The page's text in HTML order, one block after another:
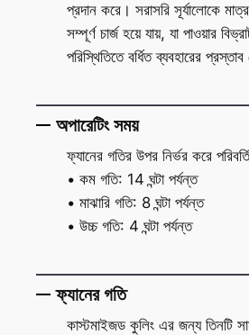
প্রদান করে। সরাসরি সূর্যালোকে মাত্র
সম্পূর্ণ চার্জ হয়ে যায়, যা পাওয়ার
পরিস্থিতিতে বর্ধিত ব্যবহারের
অপারেটিং সময়
ফ্যানের গতির উপর নির্ভর করে
• কম গতি: 14 ঘন্টা পর্যন্ত
• মাঝারি গতি: 8 ঘন্টা পর্যন্ত
• উচ্চ গতি: 4 ঘন্টা পর্যন্ত
ফ্যানের গতি
কাস্টমাইজড কুলিং এর জন্য তিনটি